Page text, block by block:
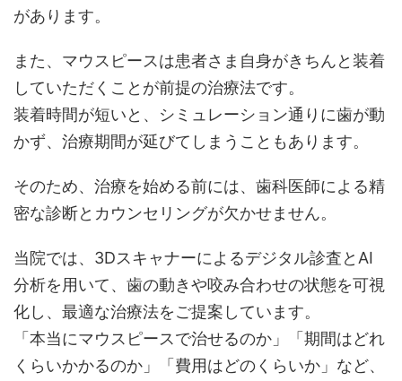
があります。
また、マウスピースは患者さま自身がきちんと装着
していただくことが前提の治療法です。
装着時間が短いと、シミュレーション通りに歯が動
かず、治療期間が延びてしまうこともあります。
そのため、治療を始める前には、歯科医師による精
密な診断とカウンセリングが欠かせません。
当院では、3Dスキャナーによるデジタル診査とAI
分析を用いて、歯の動きや咬み合わせの状態を可視
化し、最適な治療法をご提案しています。
「本当にマウスピースで治せるのか」「期間はどれ
くらいかかるのか」「費用はどのくらいか」など、